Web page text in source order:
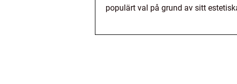
populärt val på grund av sitt